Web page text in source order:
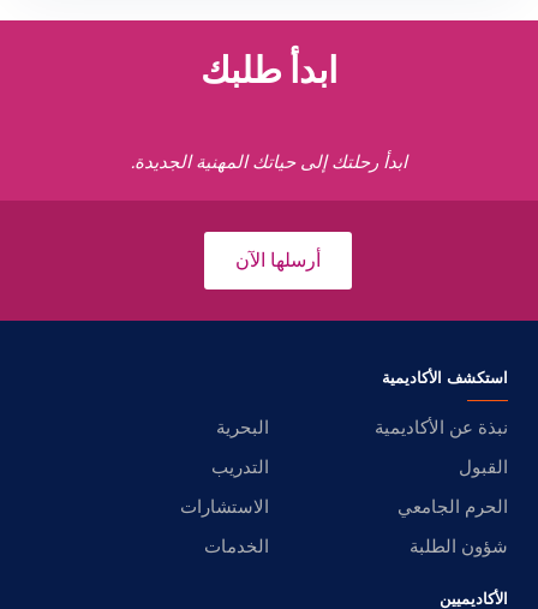
ابدأ طلبك
ابدأ رحلتك إلى حياتك المهنية الجديدة.
أرسلها الآن
استكشف الأكاديمية
نبذة عن الأكاديمية
البحرية
القبول
التدريب
الحرم الجامعي
الاستشارات
شؤون الطلبة
الخدمات
الأكاديميين